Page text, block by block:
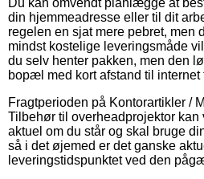
din hjemmeadresse eller til dit
regelen en sjat mere pebret, men
mindst kostelige leveringsmåde
du selv henter pakken, men den
bopæl med kort afstand til internet
Fragtperioden på Kontorartikler /
Tilbehør til overheadprojektor
aktuel om du står og skal bruge
så i det øjemed er det ganske
leveringstidspunktet ved den